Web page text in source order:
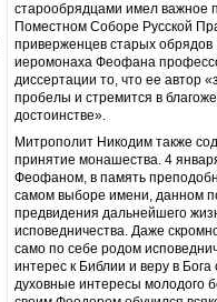
старообрядцами имел важное
Поместном Соборе Русской
приверженцев старых
иеромонаха Феофана
диссертации то, что ее автор
пробелы и стремится в
достоинстве».
Митрополит Никодим также
принятие монашества. 4
Феофаном, в память
самом выборе имени, данном
предвидения дальнейшего
исповедничества. Даже
само по себе родом
интерес к Библии и веру в
духовные интересы молодого